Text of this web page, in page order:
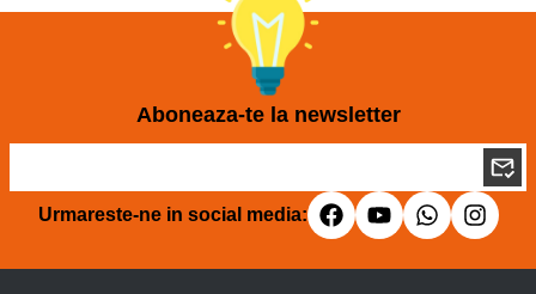
Aboneaza-te la newsletter
Urmareste-ne in social media: